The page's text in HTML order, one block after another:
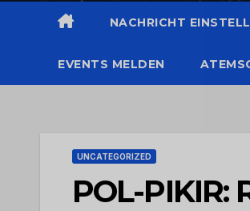
NACHRICHT
EVENTS MELDEN
UNCATEGORIZED
POL-